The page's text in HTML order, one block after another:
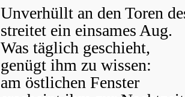
Unverhüllt an den Toren
streitet ein einsames Aug.
Was täglich geschieht,
genügt ihm zu wissen:
am östlichen Fenster